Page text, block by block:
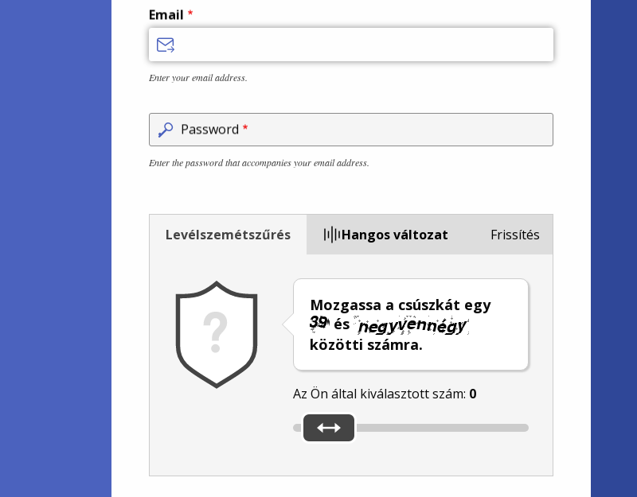
Email
Enter your email address.
Password
Enter the password that accompanies your email address.
Levélszemétszűrés Hangos változat
Mozgassa a csúszkát egy
és
közötti számra.
Az Ön által kiválasztott szám: 0
Frissítés